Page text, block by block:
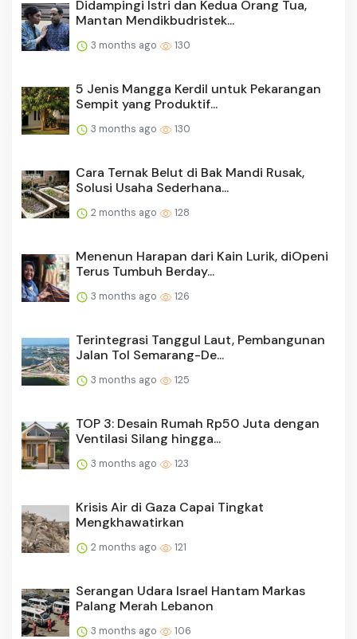
Didampingi Istri dan Kedua Orang Tua,
Mantan Mendikbudristek...
3 months ago 130
5 Jenis Mangga Kerdil untuk Pekarangan
Sempit yang Produktif...
3 months ago 130
Cara Ternak Belut di Bak Mandi Rusak,
Solusi Usaha Sederhana...
2 months ago 128
Menenun Harapan dari Kain Lurik, diOpeni
Terus Tumbuh Berday...
3 months ago 126
Terintegrasi Tanggul Laut, Pembangunan
Jalan Tol Semarang-De...
3 months ago 125
TOP 3: Desain Rumah Rp50 Juta dengan
Ventilasi Silang hingga...
3 months ago 123
Krisis Air di Gaza Capai Tingkat
Mengkhawatirkan
2 months ago 121
Serangan Udara Israel Hantam Markas
Palang Merah Lebanon
3 months ago 106